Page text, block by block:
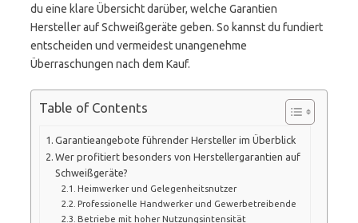
du eine klare Übersicht darüber, welche Garantien
Hersteller auf Schweißgeräte geben. So kannst du fundiert
entscheiden und vermeidest unangenehme
Überraschungen nach dem Kauf.
Table of Contents
Garantieangebote führender Hersteller im Überblick
Wer profitiert besonders von Herstellergarantien auf
Schweißgeräte?
Heimwerker und Gelegenheitsnutzer
Professionelle Handwerker und Gewerbetreibende
Betriebe mit hoher Nutzungsintensität